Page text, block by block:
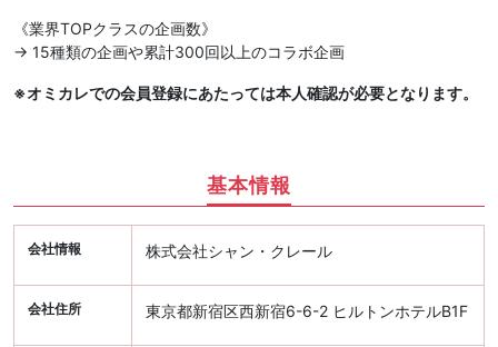
《業界TOPクラスの企画数》
→ 15種類の企画や累計300回以上のコラボ企画
※オミカレでの会員登録にあたっては本人確認が必要となります。
基本情報
会社情報 株式会社シャン・クレール
会社住所 東京都新宿区西新宿6-6-2 ヒルトンホテルB1F